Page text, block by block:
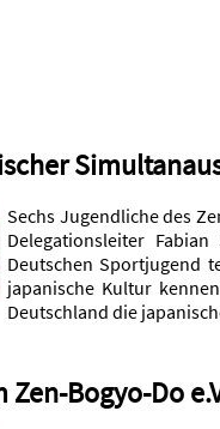
Sechs Jugendliche des
Delegationsleiter
Deutschen Sportjugend
japanische Kultur
Deutschland die
Bogyo-Do